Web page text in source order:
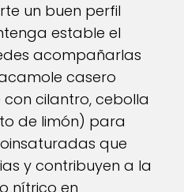
un buen perfil
estable el
acompañarlas
casero
cilantro, cebolla
de limón) para
que
y contribuyen a la
nítrico en